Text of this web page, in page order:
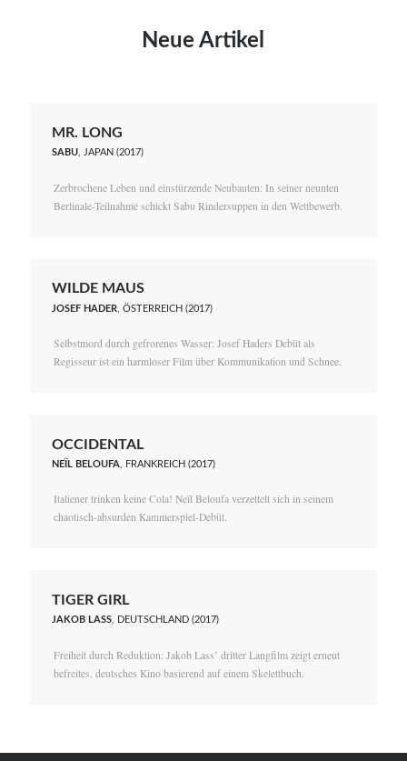
Neue Artikel
MR. LONG
SABU, JAPAN (2017)
Zerbrochene Leben und einstürzende Neubauten: In seiner neunten
Berlinale-Teilnahme schickt Sabu Rindersuppen in den Wettbewerb.
WILDE MAUS
JOSEF HADER , ÖSTERREICH (2017)
Selbstmord durch gefrorenes Wasser: Josef Haders Debüt als
Regisseur ist ein harmloser Film über Kommunikation und Schnee.
OCCIDENTAL
NEÏL BELOUFA , FRANKREICH (2017)
Italiener trinken keine Cola! Neïl Beloufa verzettelt sich in seinem
chaotisch-absurden Kammerspiel-Debüt.
TIGER GIRL
JAKOB LASS, DEUTSCHLAND (2017)
Freiheit durch Reduktion: Jakob Lass’ dritter Langfilm zeigt erneut
befreites, deutsches Kino basierend auf einem Skelettbuch.